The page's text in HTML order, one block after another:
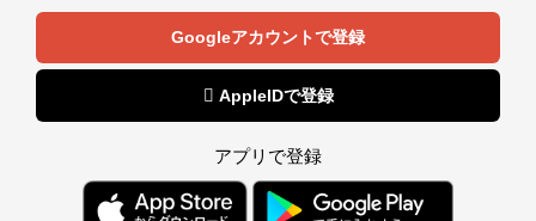
Googleアカウントで登録
 AppleIDで登録
アプリで登録